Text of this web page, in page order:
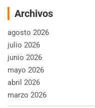
Archivos
agosto 2026
julio 2026
junio 2026
mayo 2026
abril 2026
marzo 2026